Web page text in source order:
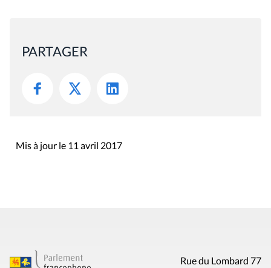
PARTAGER
Mis à jour le 11 avril 2017
Rue du Lombard 77